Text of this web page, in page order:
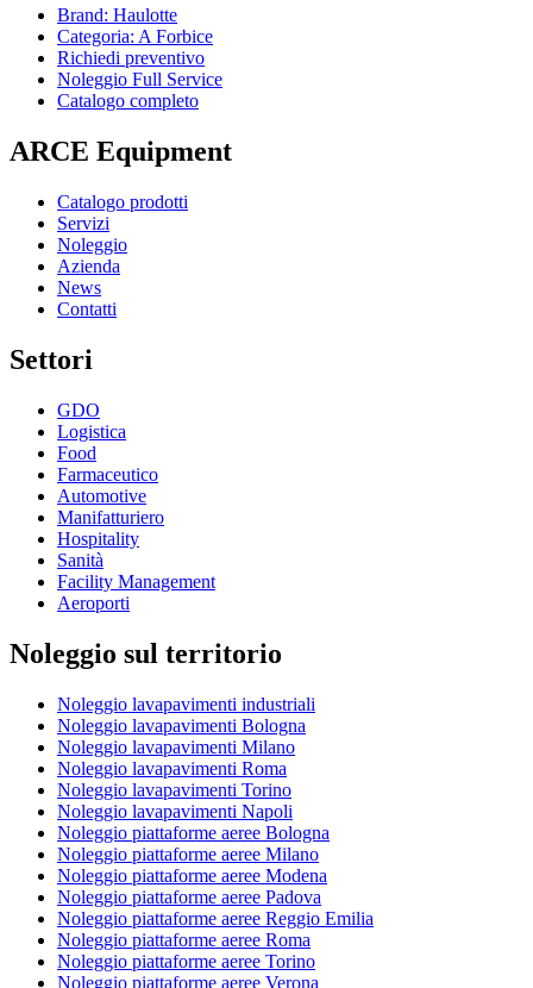
Brand: Haulotte
Categoria: A Forbice
Richiedi preventivo
Noleggio Full Service
Catalogo completo
ARCE Equipment
Catalogo prodotti
Servizi
Noleggio
Azienda
News
Contatti
Settori
GDO
Logistica
Food
Farmaceutico
Automotive
Manifatturiero
Hospitality
Sanità
Facility Management
Aeroporti
Noleggio sul territorio
Noleggio lavapavimenti industriali
Noleggio lavapavimenti Bologna
Noleggio lavapavimenti Milano
Noleggio lavapavimenti Roma
Noleggio lavapavimenti Torino
Noleggio lavapavimenti Napoli
Noleggio piattaforme aeree Bologna
Noleggio piattaforme aeree Milano
Noleggio piattaforme aeree Modena
Noleggio piattaforme aeree Padova
Noleggio piattaforme aeree Reggio Emilia
Noleggio piattaforme aeree Roma
Noleggio piattaforme aeree Torino
Noleggio piattaforme aeree Verona